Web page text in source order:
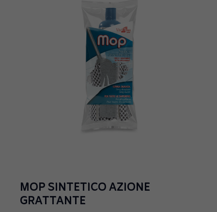
MOP SINTETICO AZIONE
GRATTANTE